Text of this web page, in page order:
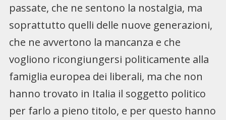
passate, che ne sentono la nostalgia, ma
soprattutto quelli delle nuove generazioni,
che ne avvertono la mancanza e che
vogliono ricongiungersi politicamente alla
famiglia europea dei liberali, ma che non
hanno trovato in Italia il soggetto politico
per farlo a pieno titolo, e per questo hanno